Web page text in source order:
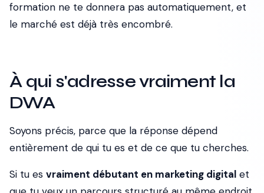
formation ne te donnera pas automatiquement, et
le marché est déjà très encombré.
À qui s'adresse vraiment la
DWA
Soyons précis, parce que la réponse dépend
entièrement de qui tu es et de ce que tu cherches.
Si tu es vraiment débutant en marketing digital et